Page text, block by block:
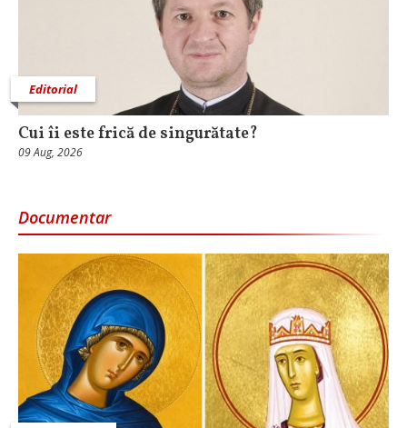
Editorial
Cui îi este frică de singurătate?
09 Aug, 2026
Documentar